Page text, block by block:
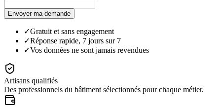
Envoyer ma demande
✓Gratuit et sans engagement
✓Réponse rapide, 7 jours sur 7
✓Vos données ne sont jamais revendues
Artisans qualifiés
Des professionnels du bâtiment sélectionnés pour chaque métier.